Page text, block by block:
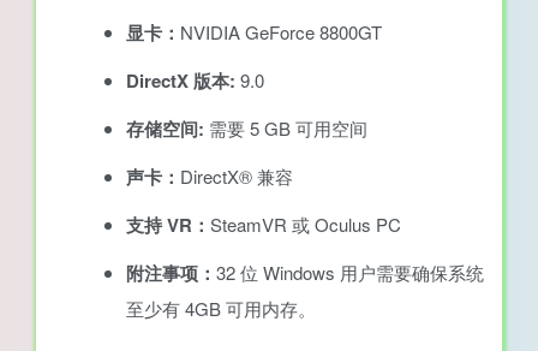
显卡： NVIDIA GeForce 8800GT
DirectX 版本: 9.0
存储空间: 需要 5 GB 可用空间
声卡： DirectX® 兼容
支持 VR： SteamVR 或 Oculus PC
附注事项： 32 位 Windows 用户需要确保系统
至少有 4GB 可用内存。